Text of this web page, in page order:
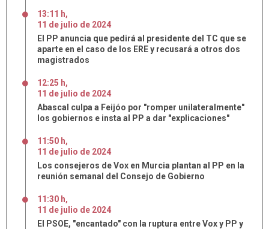
13:11 h,
11 de julio de 2024
El PP anuncia que pedirá al presidente del TC que se
aparte en el caso de los ERE y recusará a otros dos
magistrados
12:25 h,
11 de julio de 2024
Abascal culpa a Feijóo por "romper unilateralmente"
los gobiernos e insta al PP a dar "explicaciones"
11:50 h,
11 de julio de 2024
Los consejeros de Vox en Murcia plantan al PP en la
reunión semanal del Consejo de Gobierno
11:30 h,
11 de julio de 2024
El PSOE, "encantado" con la ruptura entre Vox y PP y